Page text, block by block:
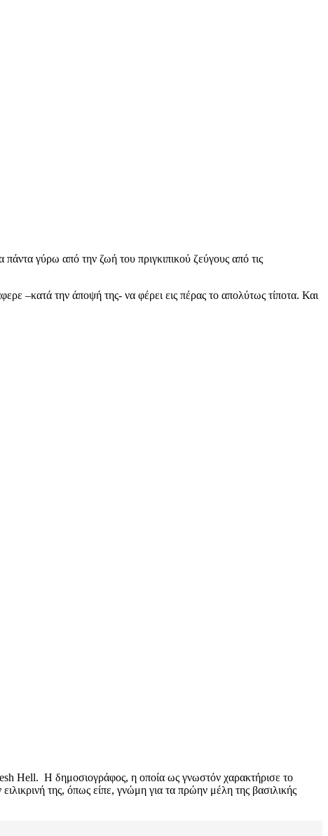
γύρω από την ζωή του πριγκιπικού ζεύγους από τις
–κατά την άποψή της- να φέρει εις πέρας το απολύτως τίποτα. Και
Hell. Η δημοσιογράφος, η οποία ως γνωστόν χαρακτήρισε το
της, όπως είπε, γνώμη για τα πρώην μέλη της βασιλικής